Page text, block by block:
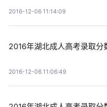
2016-12-06 11:14:09
2016年湖北成人高考录取分
2016-12-06 11:06:49